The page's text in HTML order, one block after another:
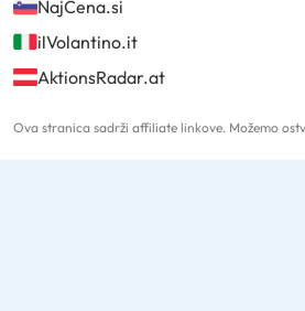
NajCena.si
ilVolantino.it
AktionsRadar.at
Ova stranica sadrži affiliate linkove. Možemo